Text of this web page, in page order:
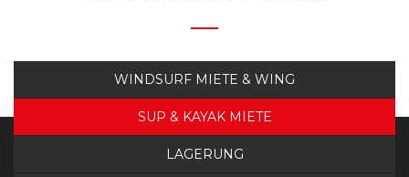
WINDSURF MIETE & WING
SUP & KAYAK MIETE
LAGERUNG